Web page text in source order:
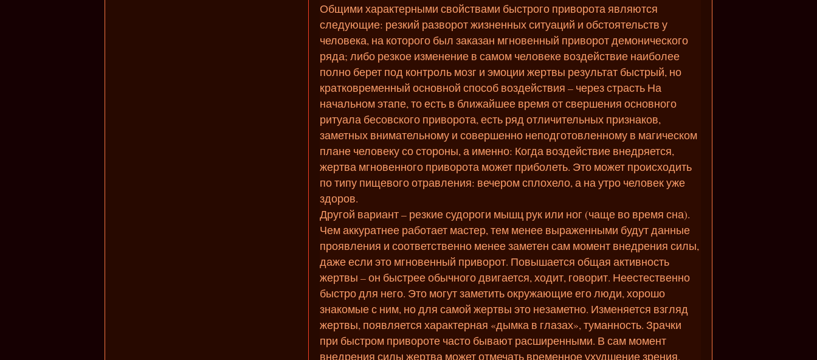
Общими характерными свойствами быстрого приворота являются
следующие: резкий разворот жизненных ситуаций и обстоятельств у
человека, на которого был заказан мгновенный приворот демонического
ряда; либо резкое изменение в самом человеке воздействие наиболее
полно берет под контроль мозг и эмоции жертвы результат быстрый, но
кратковременный основной способ воздействия – через страсть На
начальном этапе, то есть в ближайшее время от свершения основного
ритуала бесовского приворота, есть ряд отличительных признаков,
заметных внимательному и совершенно неподготовленному в магическом
плане человеку со стороны, а именно: Когда воздействие внедряется,
жертва мгновенного приворота может приболеть. Это может происходить
по типу пищевого отравления: вечером сплохело, а на утро человек уже
здоров.
Другой вариант – резкие судороги мышц рук или ног (чаще во время сна).
Чем аккуратнее работает мастер, тем менее выраженными будут данные
проявления и соответственно менее заметен сам момент внедрения силы,
даже если это мгновенный приворот. Повышается общая активность
жертвы – он быстрее обычного двигается, ходит, говорит. Неестественно
быстро для него. Это могут заметить окружающие его люди, хорошо
знакомые с ним, но для самой жертвы это незаметно. Изменяется взгляд
жертвы, появляется характерная «дымка в глазах», туманность. Зрачки
при быстром привороте часто бывают расширенными. В сам момент
внедрения силы жертва может отмечать временное ухудшение зрения,